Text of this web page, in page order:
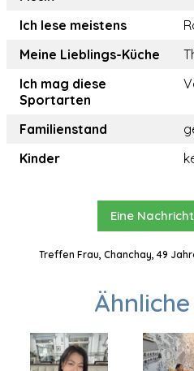
Ich lese meistens
Meine Lieblings-Küche
Ich mag diese
Sportarten
Familienstand
Kinder
Eine
Treffen Frau, Chanchay, 49